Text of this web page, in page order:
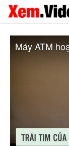
Máy ATM